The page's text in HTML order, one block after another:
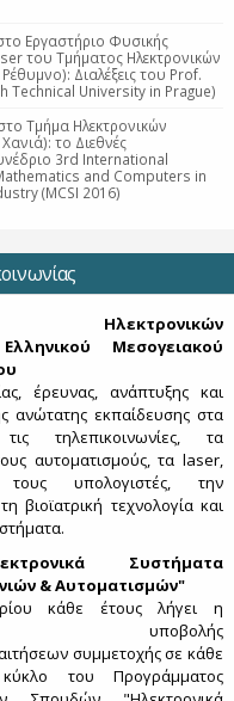
Εργαστήριο Φυσικής
του Τμήματος Ηλεκτρονικών
Διαλέξεις του Prof.
Technical University in Prague)
Τμήμα Ηλεκτρονικών
το Διεθνές
3rd International
and Computers in
(MCSI 2016)
Μεσογειακού
έρευνας, ανάπτυξης και
ανώτατης εκπαίδευσης στα
τηλεπικοινωνίες, τα
αυτοματισμούς, τα laser,
υπολογιστές, την
βιοϊατρική τεχνολογία και
Συστήματα
& Αυτοματισμών"
κάθε έτους λήγει η
υποβολής
συμμετοχής σε κάθε
του Προγράμματος